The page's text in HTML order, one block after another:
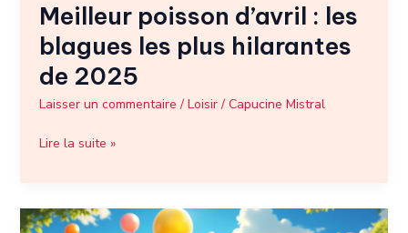
Meilleur poisson d’avril : les
blagues les plus hilarantes
de 2025
Laisser un commentaire / Loisir/ Capucine Mistral
Lire la suite »
Les